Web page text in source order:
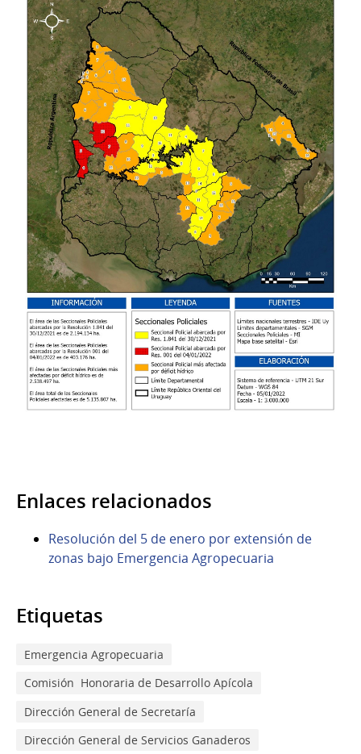
Enlaces relacionados
Resolución del 5 de enero por extensión de
zonas bajo Emergencia Agropecuaria
Etiquetas
Emergencia Agropecuaria
Comisión ​ ​Honoraria ​de ​Desarrollo ​Apícola
Dirección General de Secretaría
Dirección General de Servicios Ganaderos